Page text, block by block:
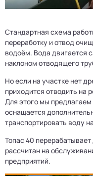
Стандартная схема
переработку и отвод
водоём. Вода двигается
наклоном отводящего
Но если на участке нет
приходится отводить на
Для этого мы
оснащается
транспортировать воду
Топас 40
рассчитан на
предприятий.